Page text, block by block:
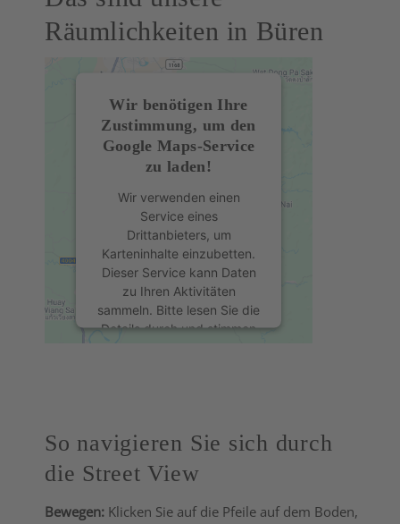
Räumlichkeiten in Büren
Wir benötigen Ihre
Zustimmung, um den
Google Maps-Service
zu laden!
Wir verwenden einen
Service eines
Drittanbieters, um
Karteninhalte einzubetten.
Dieser Service kann Daten
zu Ihren Aktivitäten
sammeln. Bitte lesen Sie die
Details durch und stimmen
Mehr Informationen
Akzeptieren
powered byUsercentrics
So navigieren Sie sich durch
die Street View
Bewegen: Klicken Sie auf die Pfeile auf dem Boden,